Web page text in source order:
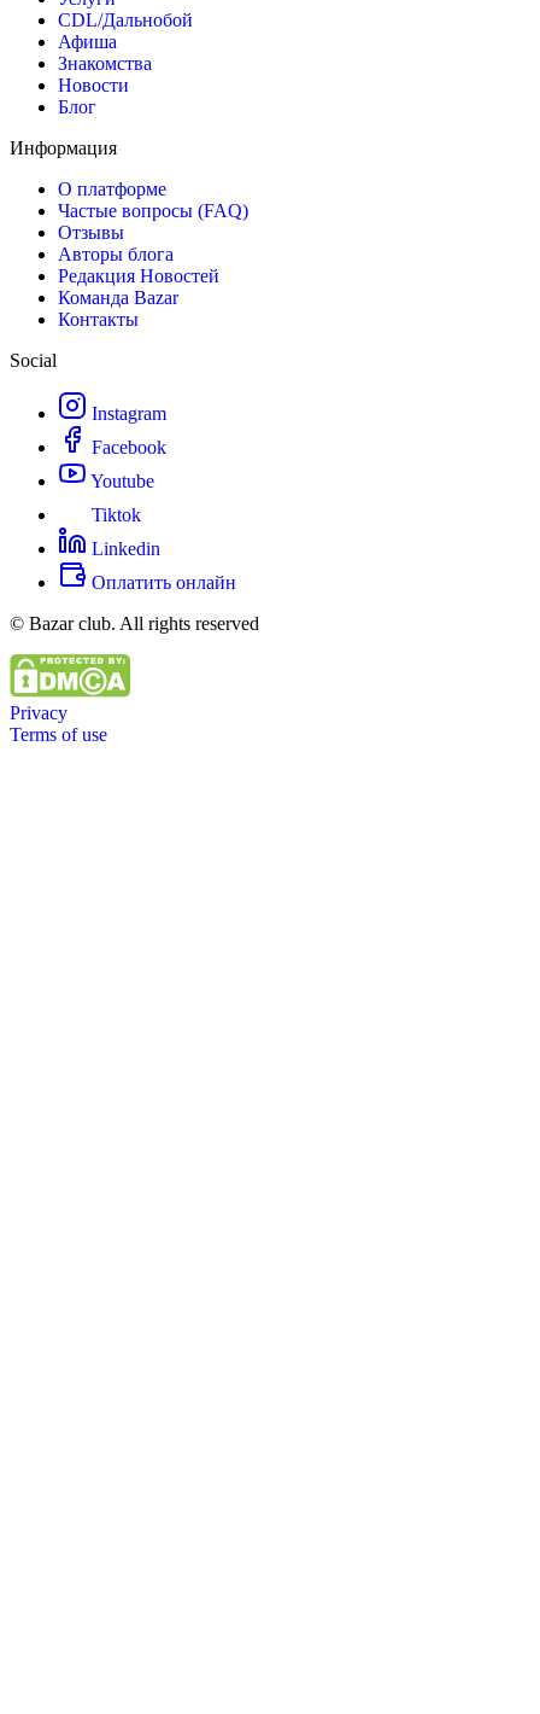
CDL/Дальнобой
Афиша
Знакомства
Новости
Блог
Информация
О платформе
Частые вопросы (FAQ)
Отзывы
Авторы блога
Редакция Новостей
Команда Bazar
Контакты
Social
Instagram
Facebook
Youtube
Tiktok
Linkedin
Оплатить онлайн
© Bazar club. All rights reserved
Privacy
Terms of use